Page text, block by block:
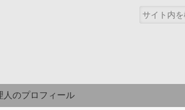
人のプロフィール